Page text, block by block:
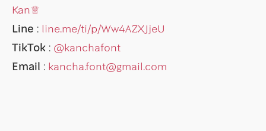
Kan♕︎
Line : line.me/ti/p/Ww4AZXJjeU
TikTok : @kanchafont
Email : kancha.font@gmail.com